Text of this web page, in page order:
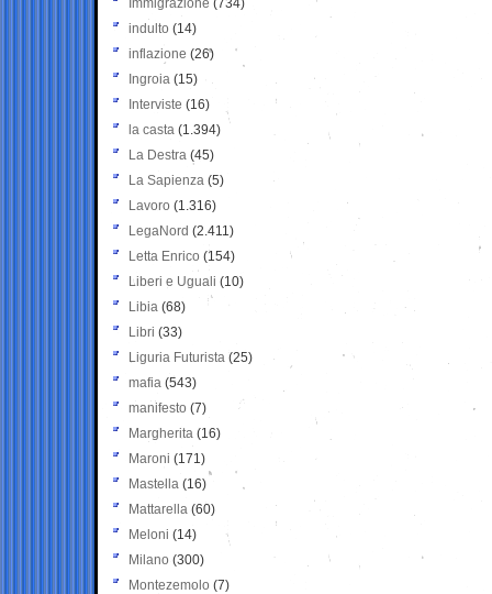
Immigrazione (734)
indulto (14)
inflazione (26)
Ingroia (15)
Interviste (16)
la casta (1.394)
La Destra (45)
La Sapienza (5)
Lavoro (1.316)
LegaNord (2.411)
Letta Enrico (154)
Liberi e Uguali (10)
Libia (68)
Libri (33)
Liguria Futurista (25)
mafia (543)
manifesto (7)
Margherita (16)
Maroni (171)
Mastella (16)
Mattarella (60)
Meloni (14)
Milano (300)
Montezemolo (7)